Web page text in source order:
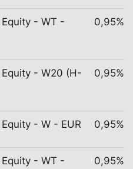
- WT -
0,95%
- W20 (H-
0,95%
- W - EUR 0,95%
- WT -
0,95%